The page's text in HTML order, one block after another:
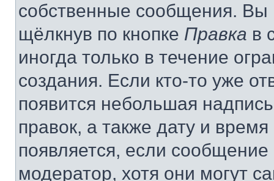
собственные сообщения. Вы
щёлкнув по кнопке Правка в
иногда только в течение
создания. Если кто-то уже
появится небольшая
правок, а также дату и
появляется, если
модератор, хотя они могут